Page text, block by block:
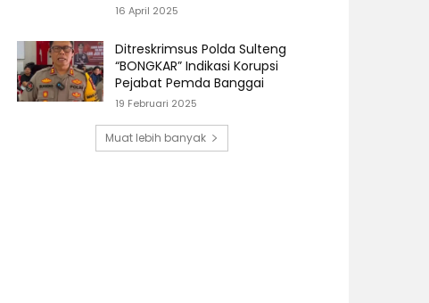
16 April 2025
Ditreskrimsus Polda Sulteng
“BONGKAR” Indikasi Korupsi
Pejabat Pemda Banggai
19 Februari 2025
Muat lebih banyak